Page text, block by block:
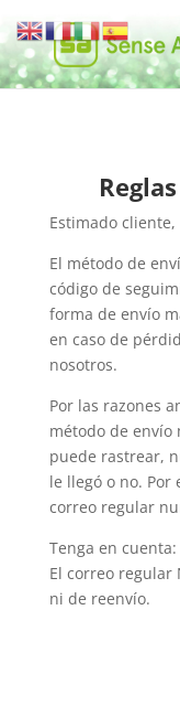
Estimado cliente,
El método de
código de
forma de envío
en caso de
nosotros.
Por las razones
método de envío
puede rastrear,
le llegó o no.
correo regular
Tenga en cuenta:
El correo regular
ni de reenvío.